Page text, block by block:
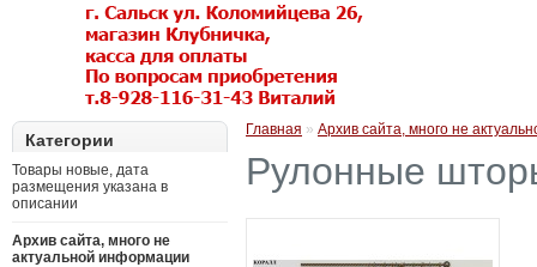
Категории
Товары новые, дата
размещения указана в
описании
Архив сайта, много не
актуальной информации
Главная » Архив сайта, много не
Рулонные